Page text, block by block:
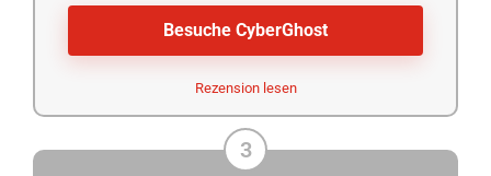
Besuche CyberGhost
Rezension lesen
3